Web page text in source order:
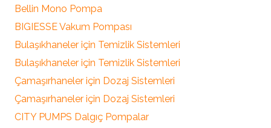
Bellin Mono Pompa
BIGIESSE Vakum Pompası
Bulaşıkhaneler için Temizlik Sistemleri
Bulaşıkhaneler için Temizlik Sistemleri
Çamaşırhaneler için Dozaj Sistemleri
Çamaşırhaneler için Dozaj Sistemleri
CITY PUMPS Dalgıç Pompalar